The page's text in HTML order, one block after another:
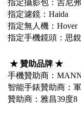
指定攝影包：吉尼弗
指定濾鏡：Haida
指定無人機：Hover
指定手機鏡頭：思銳
★ 贊助品牌 ★
手機贊助商：
智能手錶贊助商：
贊助商：雅昌39度8